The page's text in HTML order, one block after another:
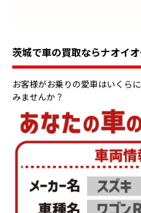
茨城で車の買取ならナオイ
お客様がお乗りの愛車はいくら
みませんか？